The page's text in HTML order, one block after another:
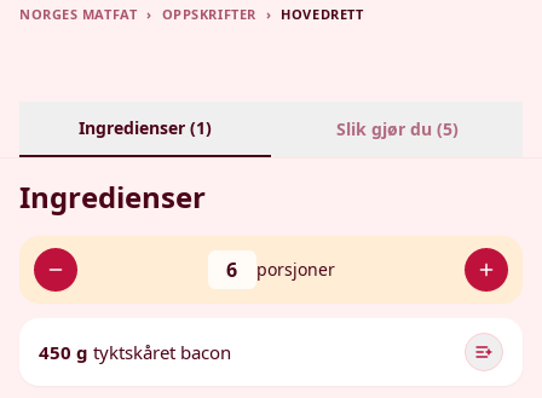
NORGES MATFAT › OPPSKRIFTER › HOVEDRETT
Ingredienser (1) Slik gjør du (5)
Ingredienser
6 porsjoner
450 g tyktskåret bacon